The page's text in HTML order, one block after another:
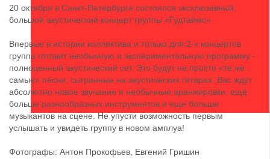
20 октября в Санкт-Петербурге состоялся эксклюзивный,
большой акустический концерт группы «Гудтаймс».
Впервые в истории коллектива и только для 2-х концертов
группа готовит необычную и экспериментальную программу -
полноценный акустический сет. Это будут не просто «те же
самые» песни, сыгранные на акустических гитарах. Вас ждут
абсолютно новое звучание и необычные аранжировки, ещё
больше разнообразных инструментов и ещё больше
музыкантов на сцене. Не упусти возможность первым
услышать и увидеть группу в новом амплуа!
Фотографы: Антон Прокофьев, Евгений Гришин